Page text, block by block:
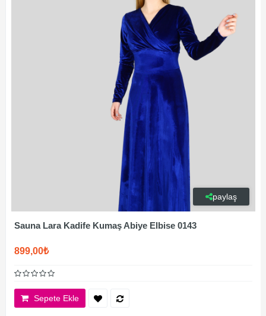
paylaş
Sauna Lara Kadife Kumaş Abiye Elbise 0143
899,00₺
Sepete Ekle